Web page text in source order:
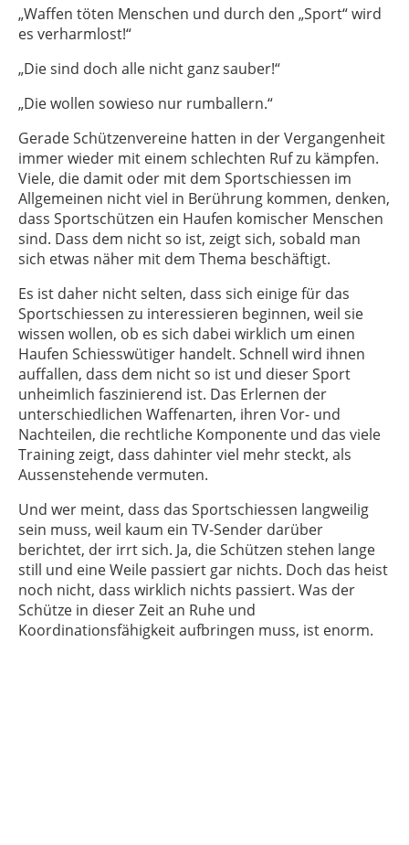
„Waffen töten Menschen und durch den „Sport“ wird
es verharmlost!“
„Die sind doch alle nicht ganz sauber!“
„Die wollen sowieso nur rumballern.“
Gerade Schützenvereine hatten in der Vergangenheit
immer wieder mit einem schlechten Ruf zu kämpfen.
Viele, die damit oder mit dem Sportschiessen im
Allgemeinen nicht viel in Berührung kommen, denken,
dass Sportschützen ein Haufen komischer Menschen
sind. Dass dem nicht so ist, zeigt sich, sobald man
sich etwas näher mit dem Thema beschäftigt.
Es ist daher nicht selten, dass sich einige für das
Sportschiessen zu interessieren beginnen, weil sie
wissen wollen, ob es sich dabei wirklich um einen
Haufen Schiesswütiger handelt. Schnell wird ihnen
auffallen, dass dem nicht so ist und dieser Sport
unheimlich faszinierend ist. Das Erlernen der
unterschiedlichen Waffenarten, ihren Vor- und
Nachteilen, die rechtliche Komponente und das viele
Training zeigt, dass dahinter viel mehr steckt, als
Aussenstehende vermuten.
Und wer meint, dass das Sportschiessen langweilig
sein muss, weil kaum ein TV-Sender darüber
berichtet, der irrt sich. Ja, die Schützen stehen lange
still und eine Weile passiert gar nichts. Doch das heist
noch nicht, dass wirklich nichts passiert. Was der
Schütze in dieser Zeit an Ruhe und
Koordinationsfähigkeit aufbringen muss, ist enorm.